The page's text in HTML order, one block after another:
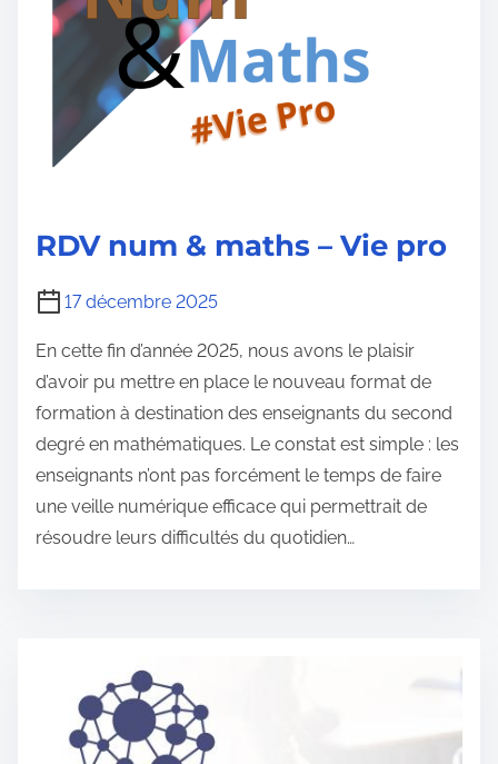
RDV num & maths – Vie pro
17 décembre 2025
En cette fin d’année 2025, nous avons le plaisir
d’avoir pu mettre en place le nouveau format de
formation à destination des enseignants du second
degré en mathématiques. Le constat est simple : les
enseignants n’ont pas forcément le temps de faire
une veille numérique efficace qui permettrait de
résoudre leurs difficultés du quotidien…